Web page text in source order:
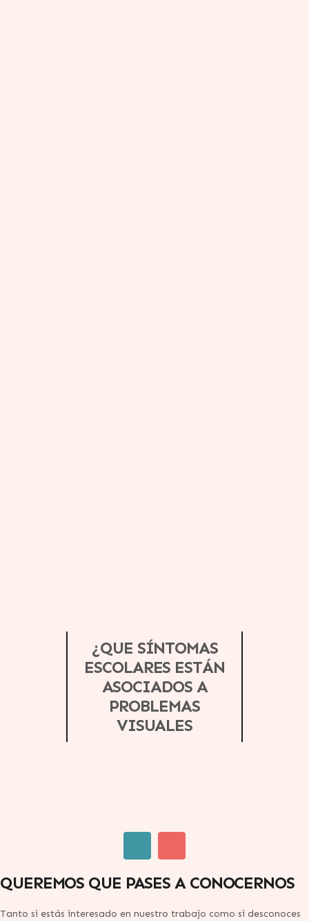
¿QUE SÍNTOMAS
ESCOLARES ESTÁN
ASOCIADOS A
PROBLEMAS
VISUALES
QUEREMOS QUE PASES A CONOCERNOS
Tanto si estás interesado en nuestro trabajo como si desconoces